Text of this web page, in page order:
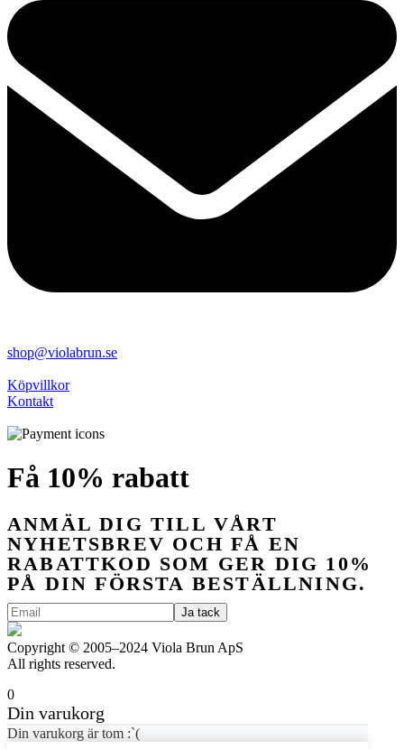
shop@violabrun.se
Köpvillkor
Kontakt
Få 10% rabatt
ANMÄL DIG TILL VÅRT
NYHETSBREV OCH FÅ EN
RABATTKOD SOM GER DIG 10%
PÅ DIN FÖRSTA BESTÄLLNING.
Copyright © 2005–2024 Viola Brun ApS
All rights reserved.
0
Din varukorg
Din varukorg är tom :`(